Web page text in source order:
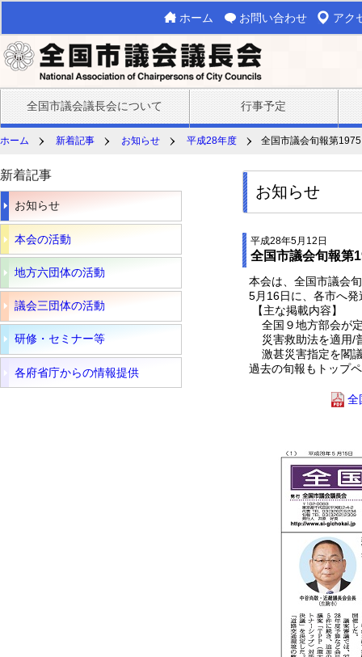
ホーム お問い合わせ アク
全国市議会議長会について 行事予定
ホーム 新着記事 お知らせ 平成28年度 全国市議会旬報第
新着記事
お知らせ
本会の活動
地方六団体の活動
議会三団体の活動
研修・セミナー等
各府省庁からの情報提供
お知らせ
平成28年5月12日
全国市議会旬報第
本会は、全国市議会
5月16日に、各市へ
【主な掲載内容】
全国９地方部会が
災害救助法を適用/
激甚災害指定を閣議
過去の旬報もトップ
全